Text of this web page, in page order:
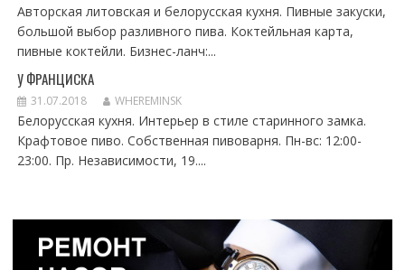
Авторская литовская и белорусская кухня. Пивные закуски,
большой выбор разливного пива. Коктейльная карта,
пивные коктейли. Бизнес-ланч:...
У ФРАНЦИСКА
31.07.2018 WHEREMINSK
Белорусская кухня. Интерьер в стиле старинного замка.
Крафтовое пиво. Собственная пивоварня. Пн-вс: 12:00-
23:00. Пр. Независимости, 19....